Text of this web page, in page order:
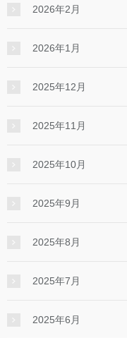
2026年2月
2026年1月
2025年12月
2025年11月
2025年10月
2025年9月
2025年8月
2025年7月
2025年6月